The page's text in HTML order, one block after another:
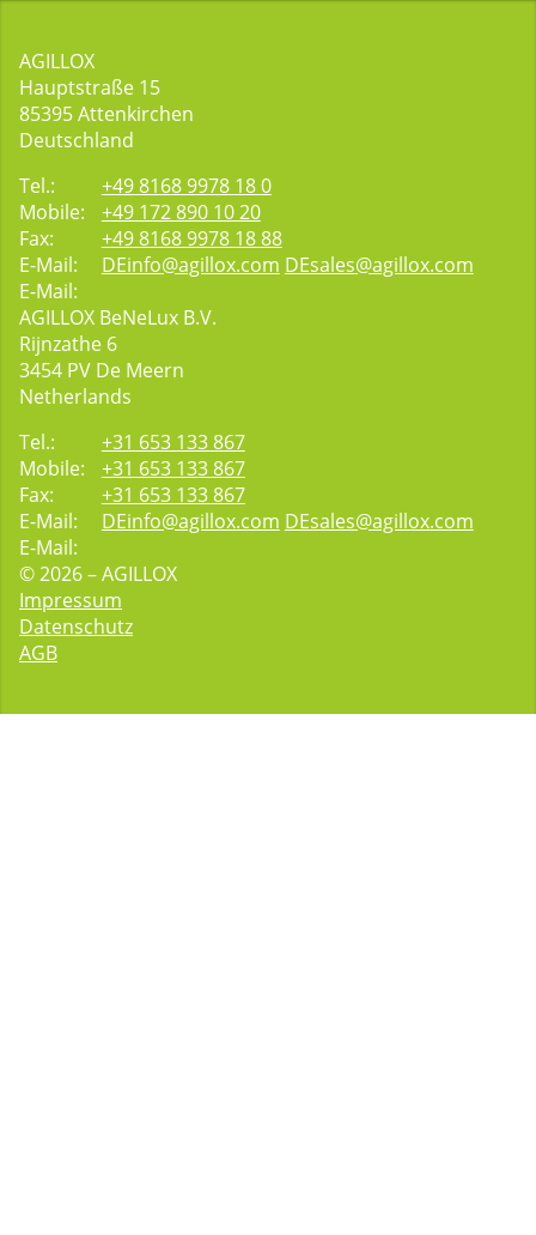
AGILLOX
Hauptstraße 15
85395Attenkirchen
Deutschland
Tel.:
+49 8168 9978 18 0
Mobile:
+49 172 890 10 20
Fax:
+49 8168 9978 18 88
E-Mail:
DEinfo@agillox.com
E-Mail:
DEsales@agillox.com
AGILLOX BeNeLux B.V.
Rijnzathe 6
3454 PV De Meern
Netherlands
Tel.:
+31 653 133 867
Mobile:
+31 653 133 867
Fax:
+31 653 133 867
E-Mail:
DEinfo@agillox.com
E-Mail:
DEsales@agillox.com
© 2026 – AGILLOX
Impressum
Datenschutz
AGB